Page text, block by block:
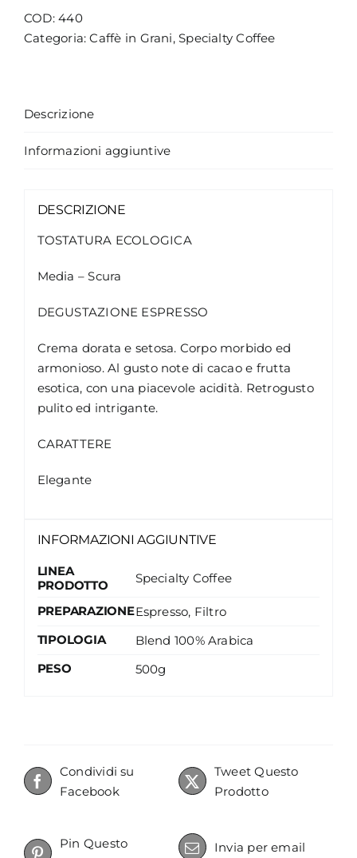
caffè
in
COD:440
Categoria:Caffè in Grani,Specialty Coffee
Descrizione
Informazioni aggiuntive
DESCRIZIONE
TOSTATURA ECOLOGICA
Media – Scura
DEGUSTAZIONE ESPRESSO
Crema dorata e setosa. Corpo morbido ed
armonioso. Al gusto note di cacao e frutta
esotica, con una piacevole acidità. Retrogusto
pulito ed intrigante.
CARATTERE
Elegante
INFORMAZIONI AGGIUNTIVE
LINEA
PRODOTTO
Specialty Coffee
PREPARAZIONEEspresso, Filtro
TIPOLOGIA
Blend 100% Arabica
PESO
500g
Condividi su
Facebook
Tweet Questo
Prodotto
Pin Questo
Invia per email